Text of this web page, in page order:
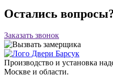
Остались
Заказать звонок
Производство и установка
Москве и области.